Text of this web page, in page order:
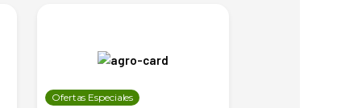
Ofertas Especiales